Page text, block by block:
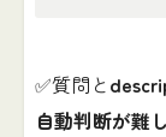
✅質問と
自動判断が難